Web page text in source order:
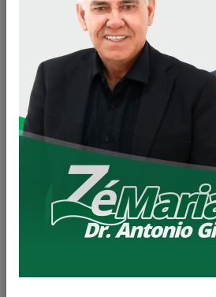
A Prefeitura Municipal de Loanda
a visita institucional do deputado
Wandscheer, que esteve no
importantes obras e ações
A agenda teve início com a vistoria
pavimentação da Estrada do Bau,